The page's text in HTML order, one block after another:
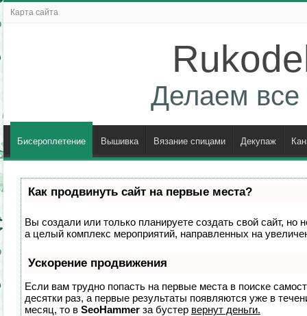
Карта сайта
Делаем все
Бисероплетение Вышивка Вязание спицами Декупаж
Как продвинуть сайт на первые места?
Вы создали или только планируете создать свой сайт, но
а целый комплекс мероприятий, направленных на
Ускорение продвижения
Если вам трудно попасть на первые места в поиске
десятки раз, а первые результаты появляются уже в
месяц, то в SeoHammerза бустер вернут деньги.